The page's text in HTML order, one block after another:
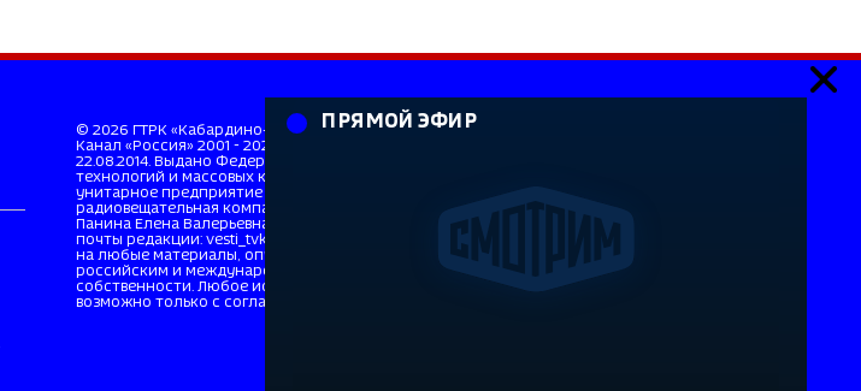
© 2026 ГТРК «Кабардино-Балкария». Сетевое издание «Государственный Интернет-
Канал «Россия» 2001 - 2026. Свидетельство о регистрации СМИ Эл № ФС 77-59166 от
22.08.2014. Выдано Федеральной службой по надзору в сфере связи, информационных
технологий и массовых коммуникаций. Учредитель: Федеральное государственное
унитарное предприятие «Всероссийская государственная телевизионная и
радиовещательная компания». Главный редактор Главной редакции ГИК "Россия" -
Панина Елена Валерьевна. Главный редактор сайта Суйдимов Б.Х. Адрес электронной
почты редакции: vesti_tvkbr@mail.ru. Справочный телефон: +7 (8662) 40-36-33. Все права
на любые материалы, опубликованные на сайте, защищены в соответствии с
российским и международным законодательством об интеллектуальной
собственности. Любое использование текстовых, фото, аудио и видеоматериалов
возможно только с согласия правообладателя (ВГТРК). Для детей старше 16 лет (16+).
ПРЯМОЙ ЭФИР